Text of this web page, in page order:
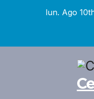
lun. Ago